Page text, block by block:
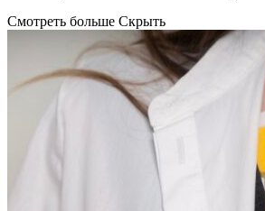
Смотреть больше Скрыть